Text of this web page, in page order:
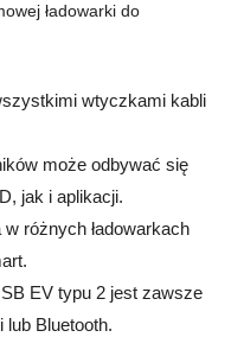
ładowarki do
wtyczkami kabli
może odbywać się
jak i aplikacji.
różnych ładowarkach
EV typu 2 jest zawsze
lub Bluetooth.